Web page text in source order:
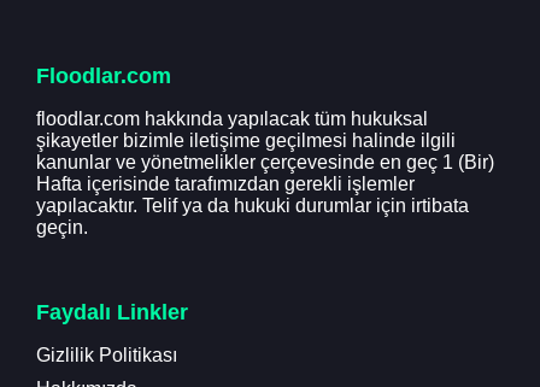
Floodlar.com
floodlar.com hakkında yapılacak tüm hukuksal
şikayetler bizimle iletişime geçilmesi halinde ilgili
kanunlar ve yönetmelikler çerçevesinde en geç 1 (Bir)
Hafta içerisinde tarafımızdan gerekli işlemler
yapılacaktır. Telif ya da hukuki durumlar için irtibata
geçin.
Faydalı Linkler
Gizlilik Politikası